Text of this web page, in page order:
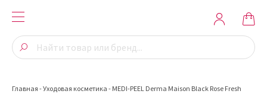
Главная -Уходовая косметика - MEDI-PEEL Derma Maison Black Rose Fresh